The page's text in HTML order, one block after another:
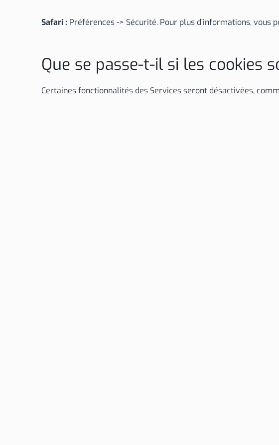
Safari : Préférences -> Sécurité. Pour plus d’informations, vous
Que se passe-t-il si les cookies
Certaines fonctionnalités des Services seront désactivées,